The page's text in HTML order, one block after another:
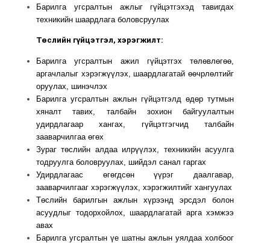
Барилга угсралтын ажлыг гүйцэтгэхэд тавигдах
техникийн шаардлага боловсруулах
Төслийн гүйцэтгэл, хэрэгжилт:
Барилга угсралтын ажил гүйцэтгэх төлөвлөгөө,
аргачлалыг хэрэгжүүлэх, шаардлагатай өөчрлөлтийг
оруулах, шинэчлэх
Барилга угсралтын ажлын гүйцэтгэлд өдөр тутмын
хяналт тавих, талбайн зохион байгуулалтын
удирдлагаар хангах, гүйцэтгэгчид талбайн
зааварчилгаа өгөх
Зураг төслийн алдаа илрүүлэх, техникийн асуулга
тодруулга боловруулах, шийдэл санал гаргах
Удирдлагаас өгөгдсөн үүрэг даалгавар,
зааварчилгааг хэрэгжүүлэх, хэрэгжилтийг хангуулах
Төслийн барилгын ажлын хүрээнд эрсдэл болон
асуудлыг тодорхойлох, шаардлагатай арга хэмжээ
авах
Барилга угсралтын үе шатны ажлын уялдаа холбоог